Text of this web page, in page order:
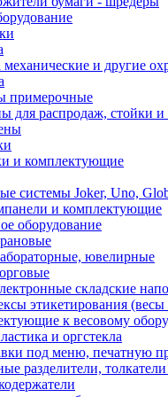
механические и другие
примерочные
для распродаж, стойки и
и комплектующие
системы Joker, Uno,
и комплектующие
оборудование
ювелирные
складские
этикетирования (весы
к весовому
и оргстекла
под меню, печатную
разделители,